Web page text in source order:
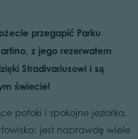
przegapić Parku
z jego rezerwatem
Stradivariusowi i są
świecie!
potoki i spokojne jeziorka,
jest naprawdę wiele